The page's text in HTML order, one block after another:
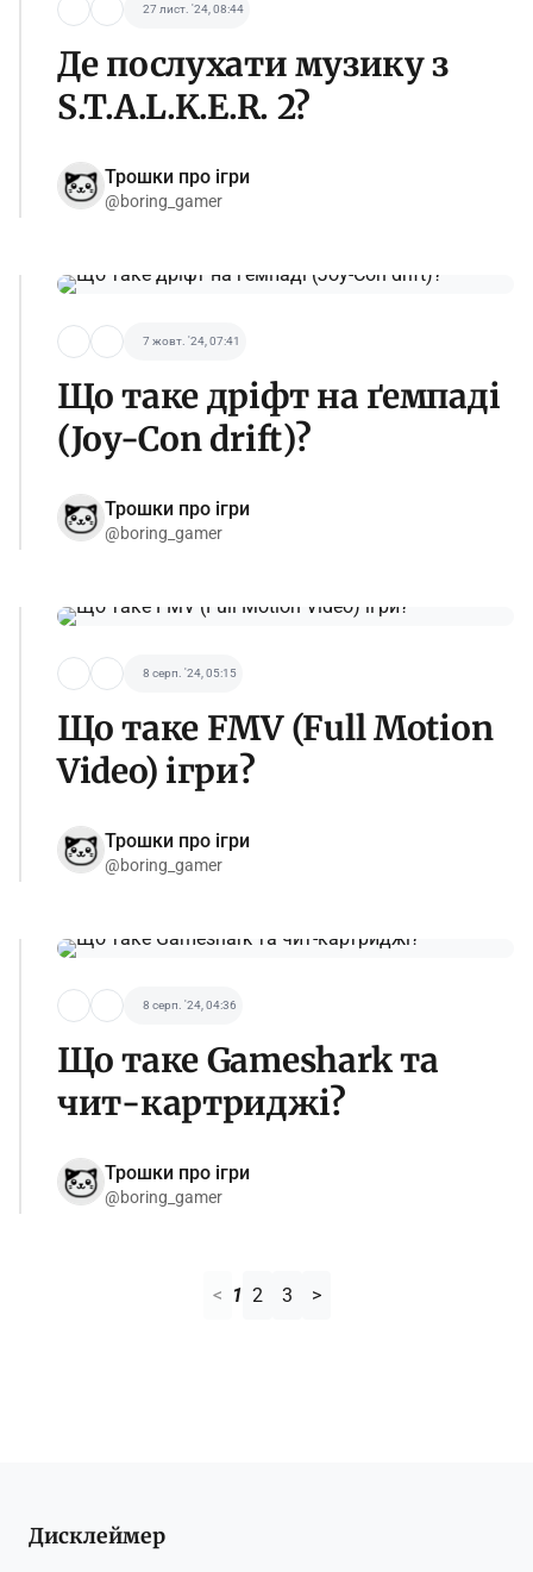
27 лист. '24, 08:44
Де послухати музику з
S.T.A.L.K.E.R. 2?
Трошки про ігри
@boring_gamer
7 жовт. '24, 07:41
Що таке дріфт на ґемпаді
(Joy-Con drift)?
Трошки про ігри
@boring_gamer
8 серп. '24, 05:15
Що таке FMV (Full Motion
Video) ігри?
Трошки про ігри
@boring_gamer
8 серп. '24, 04:36
Що таке Gameshark та
чит-картриджі?
Трошки про ігри
@boring_gamer
< 1 2 3 >
Дисклеймер